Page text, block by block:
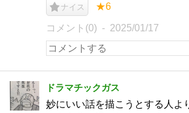
ナイス ★6
コメント(0) 2025/01/17
ドラマチックガス
妙にいい話を描こうとする人よ